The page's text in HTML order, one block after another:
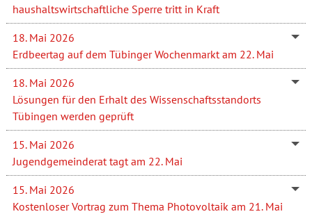
haushaltswirtschaftliche Sperre tritt in Kraft
18. Mai 2026
Erdbeertag auf dem Tübinger Wochenmarkt am 22. Mai
18. Mai 2026
Lösungen für den Erhalt des Wissenschaftsstandorts
Tübingen werden geprüft
15. Mai 2026
Jugendgemeinderat tagt am 22. Mai
15. Mai 2026
Kostenloser Vortrag zum Thema Photovoltaik am 21. Mai